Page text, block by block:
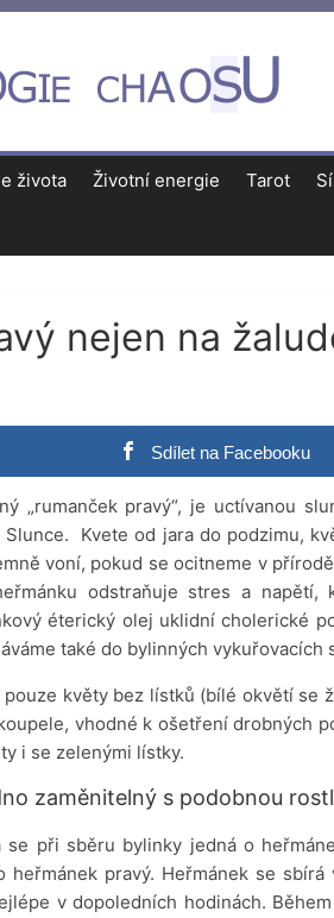
života Životní energie Tarot
nejen na
Sdílet na Facebooku
„rumanček pravý“, je uctívanou
Slunce. Kvete od jara do podzimu,
voní, pokud se ocitneme v
odstraňuje stres a
éterický olej uklidní cholerické
také do bylinných vykuřovacích
květy bez lístků (bílé okvětí se
vhodné k ošetření drobných
i se zelenými lístky.
zaměnitelný s podobnou
se při sběru bylinky jedná o
pravý. Heřmánek se
v dopoledních hodinách.